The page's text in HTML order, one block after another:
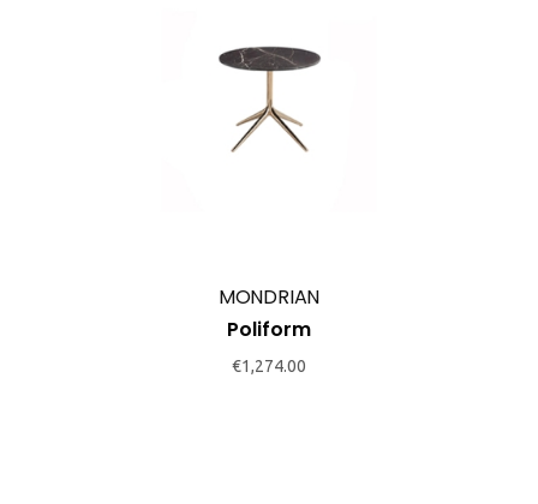
MONDRIAN
Poliform
€1,274.00